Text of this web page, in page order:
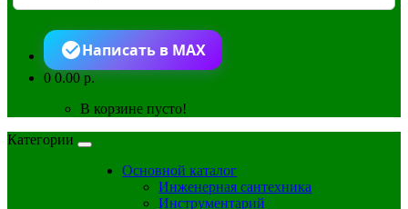
Написать в MAX
00.00 р.
В корзине пусто!
Категории
Основной каталог
Инженерная сантехника
Инструментарий